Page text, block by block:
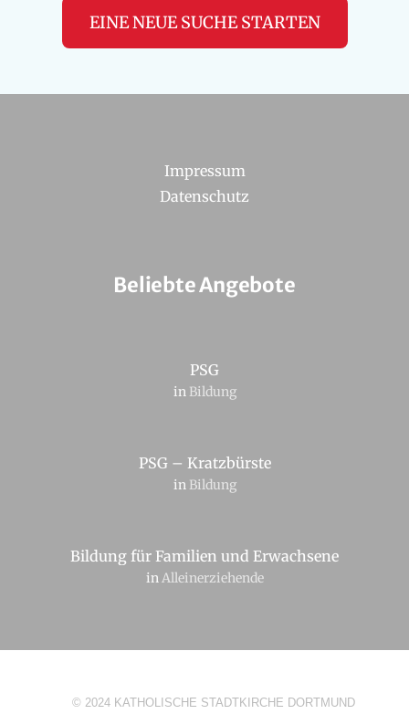
EINE NEUE SUCHE STARTEN
Impressum
Datenschutz
Beliebte Angebote
PSG
in Bildung
PSG – Kratzbürste
in Bildung
Bildung für Familien und Erwachsene
in Alleinerziehende
© 2024 KATHOLISCHE STADTKIRCHE DORTMUND